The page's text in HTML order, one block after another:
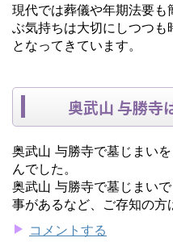
現代では葬儀や年期法要
ぶ気持ちは大切にしつつ
となってきています。
奥武山 与勝寺
奥武山 与勝寺で墓じまい
んでした。
奥武山 与勝寺で墓じまい
事があるなど、ご存知の方
コメントする